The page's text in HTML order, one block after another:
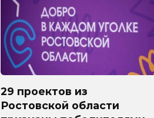
29 проектов из
Ростовской области